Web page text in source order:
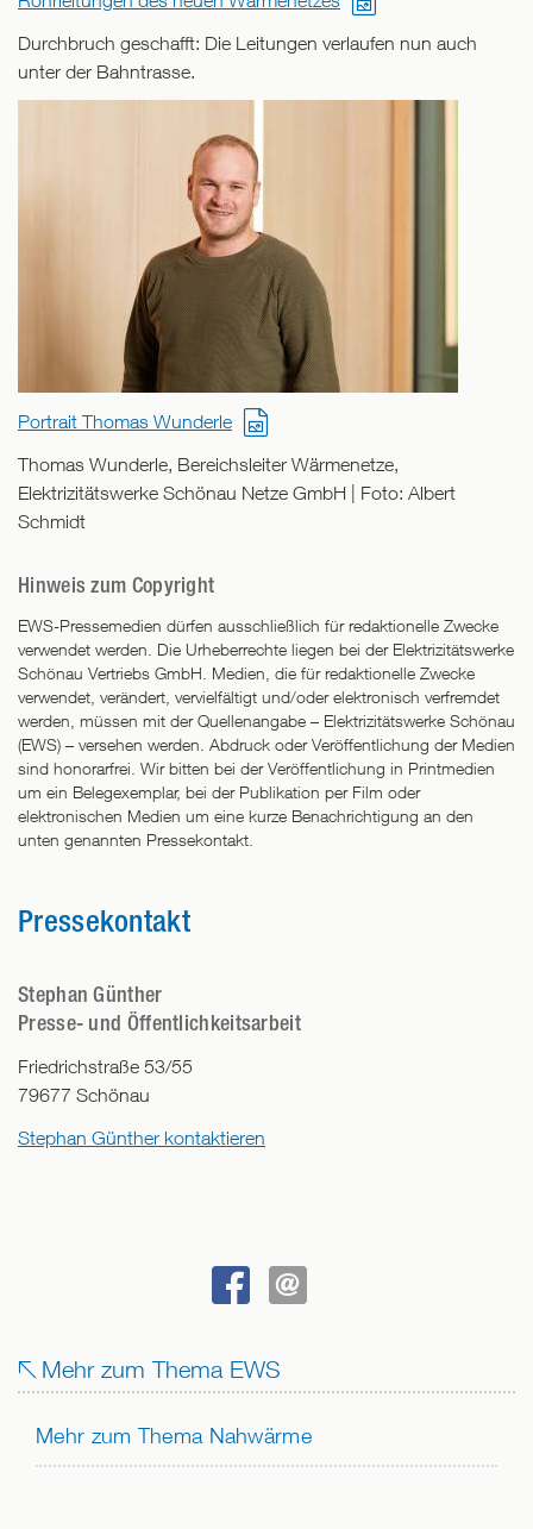
Durchbruch geschafft: Die Leitungen verlaufen nun auch
unter der Bahntrasse.
Portrait Thomas Wunderle
Thomas Wunderle, Bereichsleiter Wärmenetze,
Elektrizitätswerke Schönau Netze GmbH | Foto: Albert
Schmidt
Hinweis zum Copyright
EWS-Pressemedien dürfen ausschließlich für redaktionelle Zwecke
verwendet werden. Die Urheberrechte liegen bei der Elektrizitätswerke
Schönau Vertriebs GmbH. Medien, die für redaktionelle Zwecke
verwendet, verändert, vervielfältigt und/oder elektronisch verfremdet
werden, müssen mit der Quellenangabe – Elektrizitätswerke Schönau
(EWS) – versehen werden. Abdruck oder Veröffentlichung der Medien
sind honorarfrei. Wir bitten bei der Veröffentlichung in Printmedien
um ein Belegexemplar, bei der Publikation per Film oder
elektronischen Medien um eine kurze Benachrichtigung an den
unten genannten Pressekontakt.
Pressekontakt
Stephan Günther
Presse- und Öffentlichkeitsarbeit
Friedrichstraße 53/55
79677 Schönau
Stephan Günther kontaktieren
TEILEN
Mehr zum Thema EWS
Mehr zum Thema Nahwärme